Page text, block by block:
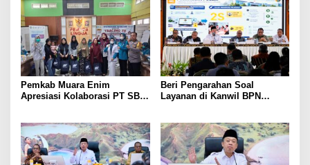
Siswa
Pemkab Muara Enim
Apresiasi Kolaborasi PT SBS
Beri Pengarahan Soal
Layanan di Kanwil BPN
Pandang Masyarakat